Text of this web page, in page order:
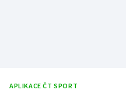
APLIKACE ČT SPORT